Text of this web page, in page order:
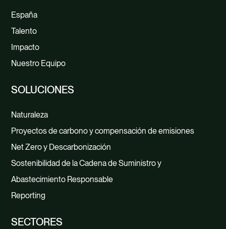
España
Talento
Impacto
Nuestro Equipo
SOLUCIONES
Naturaleza
Proyectos de carbono y compensación de emisiones
Net Zero y Descarbonización
Sostenibilidad de la Cadena de Suministro y
Abastecimiento Responsable
Reporting
SECTORES